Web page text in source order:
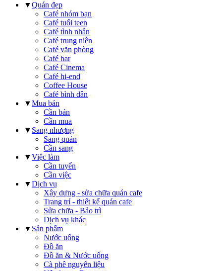
▼Quán đẹp
Café nhóm bạn
Café tuổi teen
Café tình nhân
Café trung niên
Café văn phòng
Café bar
Café Cinema
Café hi-end
Coffee House
Café bình dân
▼Mua bán
Cần bán
Cần mua
▼ Sang nhượng
Sang quán
Cần sang
▼Việc làm
Cần tuyển
Cần việc
▼Dịch vụ
Xây dựng - sửa chữa quán cafe
Trang trí - thiết kế quán cafe
Sửa chữa - Bảo trì
Dịch vụ khác
▼ Sản phẩm
Nước uống
Đồ ăn
Đồ ăn & Nước uống
Cà phê nguyên liệu